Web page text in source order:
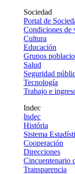
Sociedad
Portal de
Condiciones de
Cultura
Educación
Grupos
Salud
Seguridad
Tecnología
Trabajo e
Indec
Indec
História
Sistema
Cooperación
Direcciones
Cincuentenario
Transparencia